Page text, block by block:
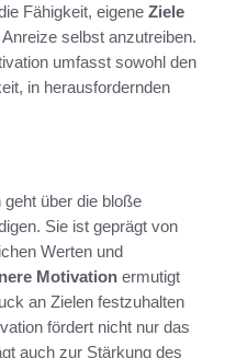
Fähigkeit, eigene Ziele
selbst anzutreiben.
umfasst sowohl den
in herausfordernden
über die bloße
Sie ist geprägt von
Werten und
Motivation ermutigt
an Zielen festzuhalten
fördert nicht nur das
auch zur Stärkung des